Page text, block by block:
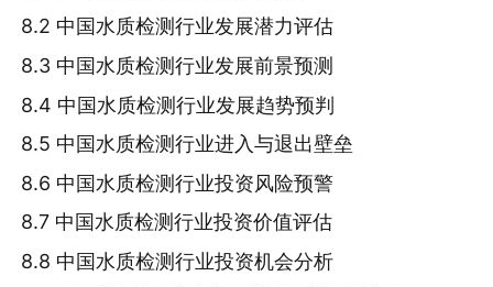
8.2 中国水质检测行业发展潜力评估
8.3 中国水质检测行业发展前景预测
8.4 中国水质检测行业发展趋势预判
8.5 中国水质检测行业进入与退出壁垒
8.6 中国水质检测行业投资风险预警
8.7 中国水质检测行业投资价值评估
8.8 中国水质检测行业投资机会分析